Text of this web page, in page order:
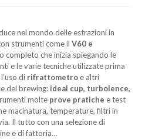
nel mondo delle estrazioni in
strumenti come il V60 e
completo che inizia spiegando le
e le varie tecniche utilizzate prima
di rifrattometroe altri
del brewing: ideal cup, turbolence,
molte prove pratiche e test
macinatura, temperature, filtri in
Il tutto con una selezione di
e di fattoria…